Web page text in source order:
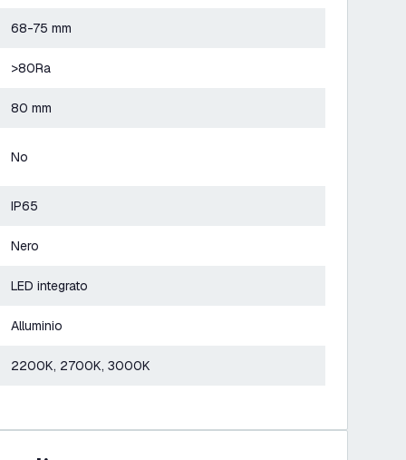
68-75 mm
>80Ra
80 mm
No
IP65
Nero
LED integrato
Alluminio
2200K, 2700K, 3000K